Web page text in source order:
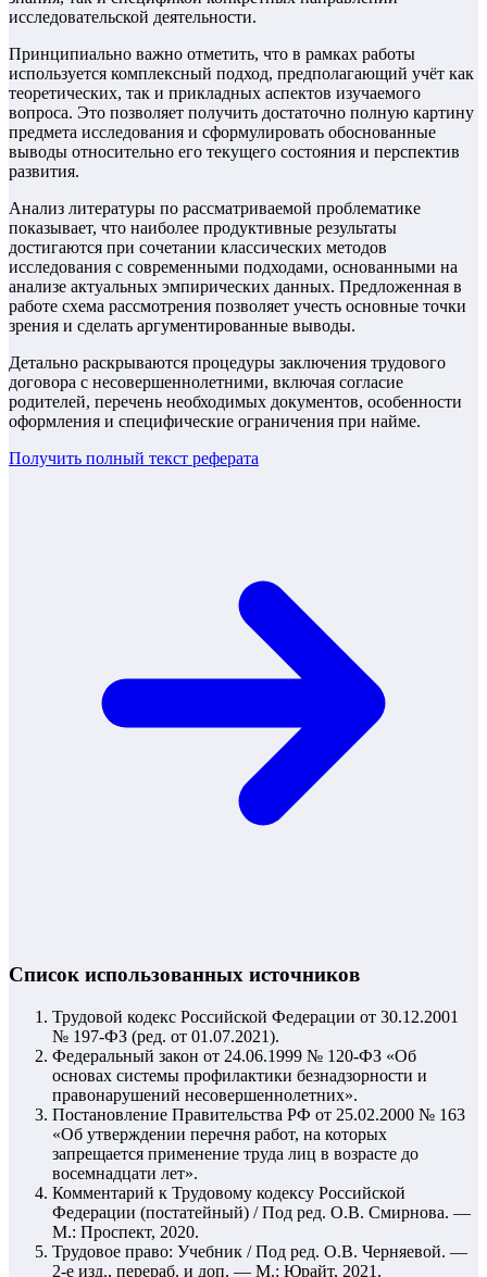
исследовательской деятельности.
Принципиально важно отметить, что в рамках работы
используется комплексный подход, предполагающий учёт как
теоретических, так и прикладных аспектов изучаемого
вопроса. Это позволяет получить достаточно полную картину
предмета исследования и сформулировать обоснованные
выводы относительно его текущего состояния и перспектив
развития.
Анализ литературы по рассматриваемой проблематике
показывает, что наиболее продуктивные результаты
достигаются при сочетании классических методов
исследования с современными подходами, основанными на
анализе актуальных эмпирических данных. Предложенная в
работе схема рассмотрения позволяет учесть основные точки
зрения и сделать аргументированные выводы.
Детально раскрываются процедуры заключения трудового
договора с несовершеннолетними, включая согласие
родителей, перечень необходимых документов, особенности
оформления и специфические ограничения при найме.
Получить полный текст реферата
Список использованных источников
Трудовой кодекс Российской Федерации от 30.12.2001
№ 197-ФЗ (ред. от 01.07.2021).
Федеральный закон от 24.06.1999 № 120-ФЗ «Об
основах системы профилактики безнадзорности и
правонарушений несовершеннолетних».
Постановление Правительства РФ от 25.02.2000 № 163
«Об утверждении перечня работ, на которых
запрещается применение труда лиц в возрасте до
восемнадцати лет».
Комментарий к Трудовому кодексу Российской
Федерации (постатейный) / Под ред. О.В. Смирнова. —
М.: Проспект, 2020.
Трудовое право: Учебник / Под ред. О.В. Черняевой. —
2-е изд., перераб. и доп. — М.: Юрайт, 2021.